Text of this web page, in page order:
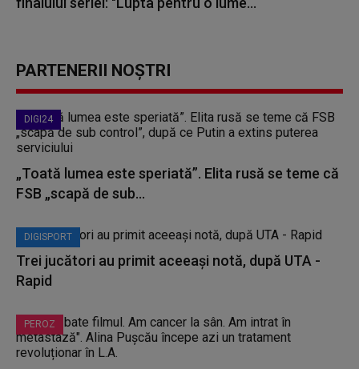
PARTENERII NOȘTRI
DIGI24
„Toată lumea este speriată”. Elita rusă se teme că
FSB „scapă de sub...
DIGISPORT
Trei jucători au primit aceeași notă, după UTA -
Rapid
PEROZ